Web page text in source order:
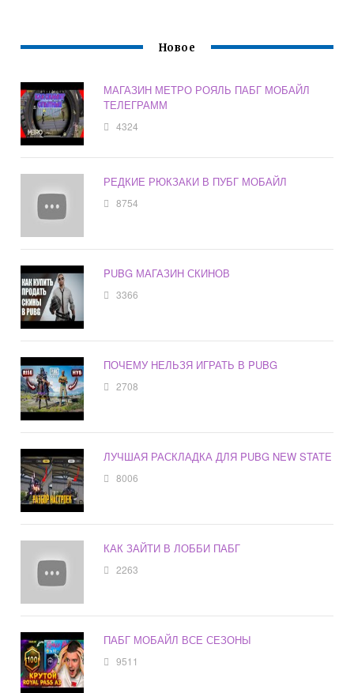
Новое
МАГАЗИН МЕТРО РОЯЛЬ ПАБГ МОБАЙЛ
ТЕЛЕГРАММ
4324
РЕДКИЕ РЮКЗАКИ В ПУБГ МОБАЙЛ
8754
PUBG МАГАЗИН СКИНОВ
3366
ПОЧЕМУ НЕЛЬЗЯ ИГРАТЬ В PUBG
2708
ЛУЧШАЯ РАСКЛАДКА ДЛЯ PUBG NEW STATE
8006
КАК ЗАЙТИ В ЛОББИ ПАБГ
2263
ПАБГ МОБАЙЛ ВСЕ СЕЗОНЫ
9511